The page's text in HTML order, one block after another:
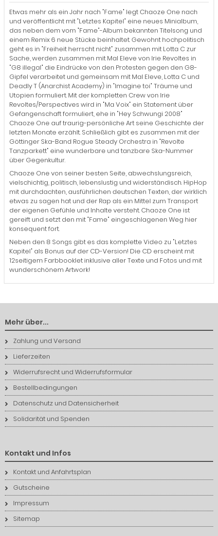
Etwas mehr als ein Jahr nach "Fame" legt Chaoze One nach
und veröffentlicht mit "Letztes Kapitel" eine neues Minialbum,
das neben dem vom "Fame"-Album bekannten Titelsong und
einem Remix 6 neue Stücke beinhaltet. Gewohnt hochpolitisch
geht es in "Freiheit herrscht nicht" zusammen mit Lotta C zur
Sache, werden zusammen mit Mal Eleve von Irie Revoltes in
"G8 illegal" die Eindrücke von den Protesten gegen den G8-
Gipfel verarbeitet und gemeinsam mit Mal Eleve, Lotta C und
Deadly T (Anarchist Academy) in "Imagine toi" Träume und
Utopien formuliert. Mit der kompletten Crew von Irie
Revoltes/Perspectives wird in "Ma Voix" ein Statement über
Gefangenschaft formuliert, ehe in "Hey Schwungi 2008"
Chaoze One auf traurig-persönliche Art seine Geschichte der
letzten Monate erzählt. Schließlich gibt es zusammen mit der
Göttinger Ska-Band Rogue Steady Orchestra in "Revolte
Tanzparkett" eine wunderbare und tanzbare Ska-Nummer
über Gegenkultur.
Chaoze One von seiner besten Seite, abwechslungsreich,
vielschichtig, politisch, lebenslustig und widerständisch. HipHop
mit durchdachten, ausführlichen deutschen Texten, der wirklich
etwas zu sagen hat und der Rap als ein Mittel zum Transport
der eigenen Gefühle und Inhalte versteht. Chaoze One ist
gereift und setzt den mit "Fame" eingeschlagenen Weg hier
konsequent fort.
Neben den 8 Songs gibt es das komplette Video zu "Letztes
Kapitel" als Bonus auf der CD-Version! Die CD erscheint mit
12seitigem Farbbooklet inklusive aller Texte und Fotos und mit
wunderschönem Artwork!
Mehr über...
Zahlung und Versand
Lieferzeiten
Widerrufsrecht und Widerrufsformular
Bestellbedingungen
Datenschutz und Datensicherheit
Solidarität und Spenden
Kontakt und Infos
Kontakt und Anfahrtsplan
Gutscheine
Impressum
Sitemap